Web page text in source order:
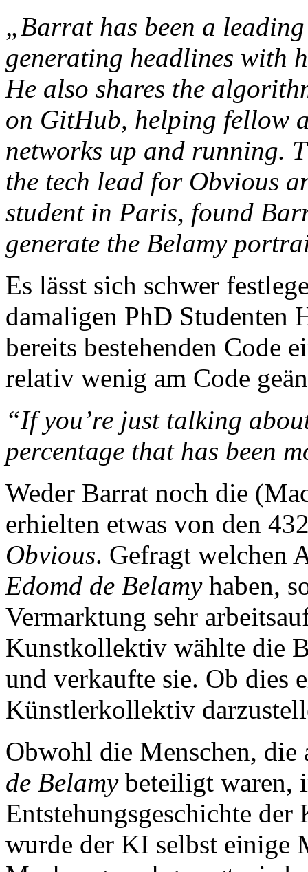
„Barrat has been a
generating headlines with
He also shares the
on GitHub, helping fellow
networks up and running.
the tech lead for Obvious
student in Paris, found
generate the Belamy
Es lässt sich schwer
damaligen PhD Studenten
bereits bestehenden Code
relativ wenig am Code
“If you’re just talking
percentage that has been
Weder Barrat noch die
erhielten etwas von den
Obvious. Gefragt welchen
Edomd de Belamyhaben,
Vermarktung sehr
Kunstkollektiv wählte die
und verkaufte sie. Ob dies
Künstlerkollektiv
Obwohl die Menschen,
de Belamybeteiligt waren,
Entstehungsgeschichte
wurde der KI selbst einige